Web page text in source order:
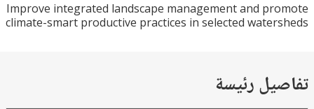
Improve integrated landscape management and
climate-smart productive practices in selected
رئيسة